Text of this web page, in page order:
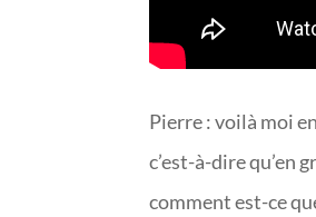
Pierre : voilà moi
c’est-à-dire qu’en
comment est-ce